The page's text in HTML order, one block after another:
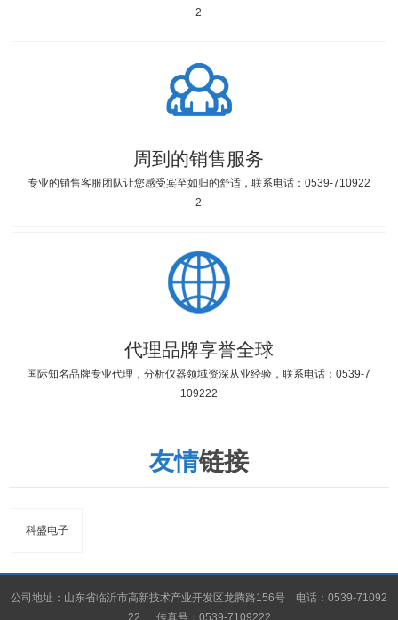
2
周到的销售服务
专业的销售客服团队让您感受宾至如归的舒适，联系电话：0539-710922
2
代理品牌享誉全球
国际知名品牌专业代理，分析仪器领域资深从业经验，联系电话：0539-7
109222
友情链接
科盛电子
公司地址：山东省临沂市高新技术产业开发区龙腾路156号 电话：0539-71092